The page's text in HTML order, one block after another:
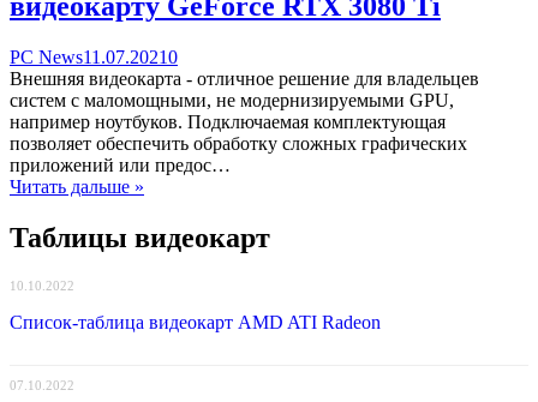
Categories
PC NewsPosted
on
11.07.20210comments
on
Gigabyte
выпустила
внешнюю
видеокарту
Ti
Внешняя видеокарта - отличное решение для владельцев
систем с маломощными, не модернизируемыми GPU,
например ноутбуков. Подключаемая комплектующая
позволяет обеспечить обработку сложных графических
приложений или предос…
Читать дальше »
Таблицы видеокарт
10.10.2022
Список-таблица видеокарт AMD ATI Radeon
07.10.2022